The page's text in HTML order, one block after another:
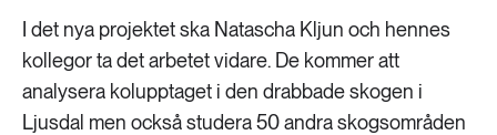
I det nya projektet ska Natascha Kljun och hennes
kollegor ta det arbetet vidare. De kommer att
analysera kolupptaget i den drabbade skogen i
Ljusdal men också studera 50 andra skogsområden